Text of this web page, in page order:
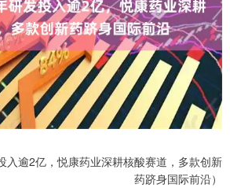
入逾2亿，悦康药业深耕核酸赛道，多款创新
药跻身国际前沿）